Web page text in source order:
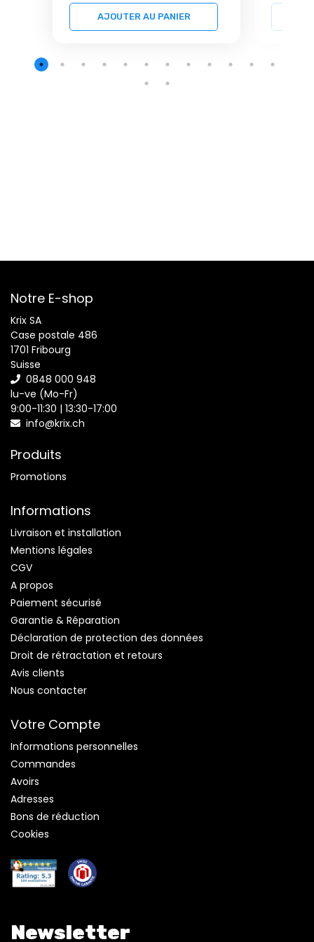
AJOUTER AU PANIER
Notre E-shop
Krix SA
Case postale 486
1701 Fribourg
Suisse
0848 000 948
lu-ve (Mo-Fr)
9:00-11:30 | 13:30-17:00
info@krix.ch
Produits
Promotions
Informations
Livraison et installation
Mentions légales
CGV
A propos
Paiement sécurisé
Garantie & Réparation
Déclaration de protection des données
Droit de rétractation et retours
Avis clients
Nous contacter
Votre Compte
Informations personnelles
Commandes
Avoirs
Adresses
Bons de réduction
Cookies
Newsletter